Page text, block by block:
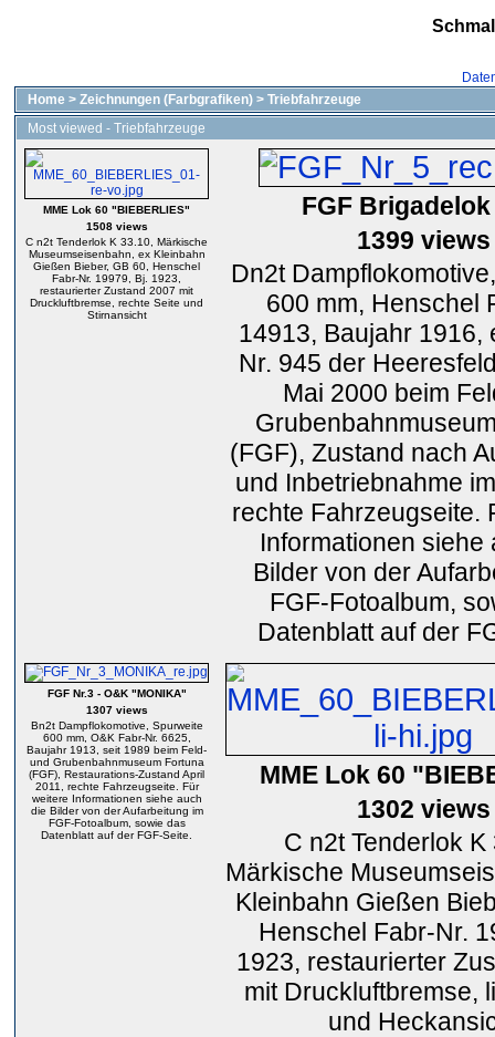
Home > Zeichnungen (Farbgrafiken) > Triebfahrzeuge
Most viewed - Triebfahrzeuge
MME Lok 60 "BIEBERLIES"
1508 views
C n2t Tenderlok K 33.10, Märkische
Museumseisenbahn, ex Kleinbahn
Gießen Bieber, GB 60, Henschel
Fabr-Nr. 19979, Bj. 1923,
restaurierter Zustand 2007 mit
Druckluftbremse, rechte Seite und
Stirnansicht
FGF Brigadelok
1399 views
Dn2t
600 mm, Henschel
14913, Baujahr 1916,
Nr. 945 der
Mai 2000 beim
(FGF), Zustand nach
und Inbetriebnahme
rechte Fahrzeugseite.
Informationen siehe
Bilder von der
FGF-Fotoalbum,
Datenblatt auf der
FGF Nr.3 - O&K "MONIKA"
1307 views
Bn2t Dampflokomotive, Spurweite
600 mm, O&K Fabr-Nr. 6625,
Baujahr 1913, seit 1989 beim Feld-
und Grubenbahnmuseum Fortuna
(FGF), Restaurations-Zustand April
2011, rechte Fahrzeugseite. Für
weitere Informationen siehe auch
die Bilder von der Aufarbeitung im
FGF-Fotoalbum, sowie das
Datenblatt auf der FGF-Seite.
MME Lok 60
1302 views
C n2t Tenderlok K
Märkische
Kleinbahn Gießen
Henschel Fabr-Nr.
1923, restaurierter
mit Druckluftbremse,
und